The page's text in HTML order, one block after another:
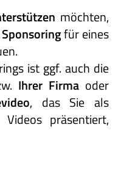
möchten,
Sponsoringfür eines
ist ggf. auch die
Ihrer Firma oder
, das Sie als
präsentiert,